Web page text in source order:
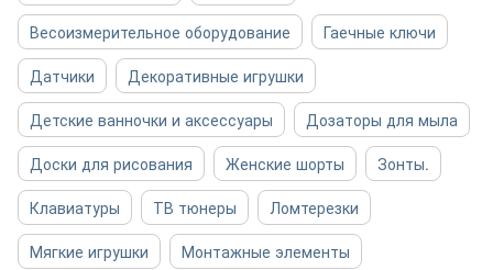
Весоизмерительное оборудование
Гаечные ключи
Датчики
Декоративные игрушки
Детские ванночки и аксессуары
Дозаторы для мыла
Доски для рисования
Женские шорты
Зонты.
Клавиатуры
ТВ тюнеры
Ломтерезки
Мягкие игрушки
Монтажные элементы